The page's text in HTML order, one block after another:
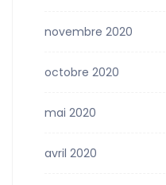
novembre 2020
octobre 2020
mai 2020
avril 2020